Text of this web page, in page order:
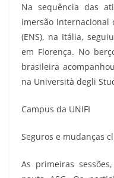
Na sequência das
imersão internacional
(ENS), na Itália,
em Florença. No
brasileira
na Università degli
Campus da UNIFI
Seguros e mudanças
As primeiras